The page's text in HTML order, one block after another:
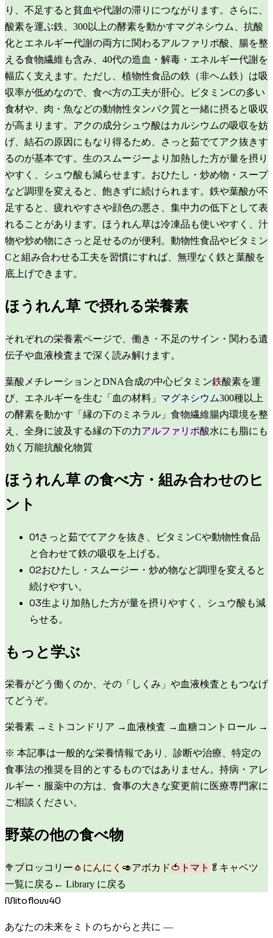
り、不足すると貧血や代謝の滞りにつながります。さらに、
酸素を運ぶ鉄、300以上の酵素を動かすマグネシウム、抗酸
化とエネルギー代謝の両方に関わるアルファリポ酸、腸を整
える食物繊維も含み、40代の造血・解毒・エネルギー代謝を
幅広く支えます。ただし、植物性食品の鉄（非ヘム鉄）は吸
収率が低めなので、食べ方の工夫が肝心。ビタミンCの多い
食材や、肉・魚などの動物性タンパク質と一緒に摂ると吸収
が高まります。アクの成分シュウ酸はカルシウムの吸収を妨
げ、結石の原因にもなり得るため、さっと茹でてアク抜きす
るのが基本です。生のスムージーより加熱した方が量を摂り
やすく、シュウ酸も減らせます。おひたし・炒め物・スープ
など調理を変えると、飽きずに続けられます。鉄や葉酸が不
足すると、疲れやすさや顔色の悪さ、集中力の低下として表
れることがあります。ほうれん草は冷凍品も使いやすく、汁
物や炒め物にさっと足せるのが便利。動物性食品やビタミン
Cと組み合わせる工夫を習慣にすれば、無理なく鉄と葉酸を
底上げできます。
ほうれん草 で摂れる栄養素
それぞれの栄養素ページで、働き・不足のサイン・関わる遺
伝子や血液検査まで深く読み解けます。
葉酸 メチレーションとDNA合成の中心ビタミン鉄酸素を運
び、エネルギーを生む「血の材料」 マグネシウム300種以上
の酵素を動かす「縁の下のミネラル」 食物繊維腸内環境を整
え、全身に波及する縁の下の力アルファリポ酸水にも脂にも
効く万能抗酸化物質
ほうれん草 の食べ方・組み合わせのヒ
ント
01さっと茹でてアクを抜き、ビタミンCや動物性食品
と合わせて鉄の吸収を上げる。
02おひたし・スムージー・炒め物など調理を変えると
続けやすい。
03生より加熱した方が量を摂りやすく、シュウ酸も減
らせる。
もっと学ぶ
栄養がどう働くのか、その「しくみ」や血液検査ともつなげ
てどうぞ。
栄養素 → ミトコンドリア → 血液検査 → 血糖コントロール →
※ 本記事は一般的な栄養情報であり、診断や治療、特定の
食事法の推奨を目的とするものではありません。持病・アレ
ルギー・服薬中の方は、食事の大きな変更前に医療専門家に
ご相談ください。
野菜の他の食べ物
🥦 ブロッコリー 🧄 にんにく 🥑アボカド 🍅 トマト 🥬 キャベツ
一覧に戻る ← Library に戻る
Mitoflow40
あなたの未来をミトのちからと共に —